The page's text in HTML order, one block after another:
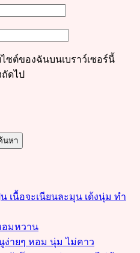
ซต์ของฉันบนเบราว์เซอร์นี้
ดไป
นหา
เนื้อจะเนียนละมุน เด้งนุ่ม ทำ
อมหวาน
ง่ายๆ หอม นุ่ม ไม่คาว